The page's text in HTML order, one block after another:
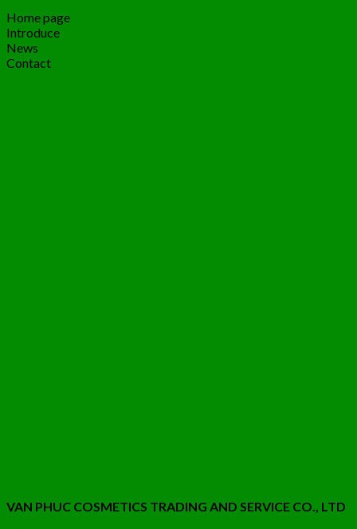
Home page
Introduce
News
Contact
VAN PHUC COSMETICS TRADING AND SERVICE CO., LTD